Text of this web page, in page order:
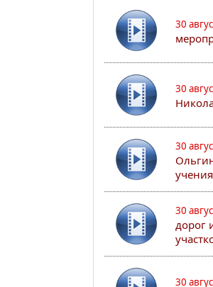
30
30
30
30
дорог
30